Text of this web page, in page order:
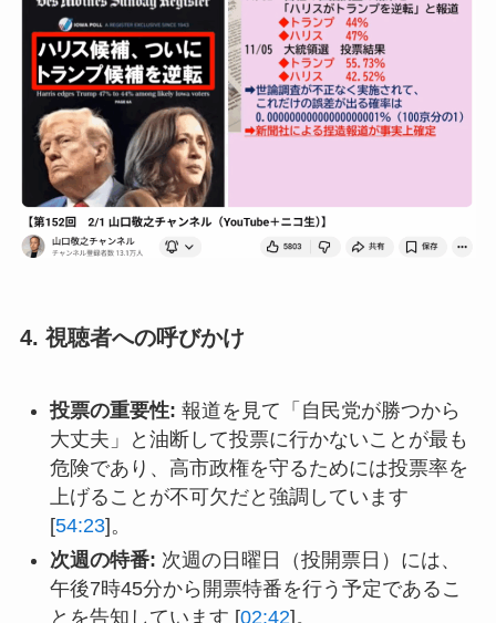
4. 視聴者への呼びかけ
投票の重要性: 報道を見て「自民党が勝つから
大丈夫」と油断して投票に行かないことが最も
危険であり、高市政権を守るためには投票率を
上げることが不可欠だと強調しています
[54:23]。
次週の特番: 次週の日曜日（投開票日）には、
午後7時45分から開票特番を行う予定であるこ
とを告知しています [02:42]。